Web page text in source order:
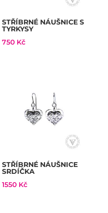
STŘÍBRNÉ NÁUŠNICE S
TYRKYSY
750 Kč
STŘÍBRNÉ NÁUŠNICE
SRDÍČKA
1550 Kč